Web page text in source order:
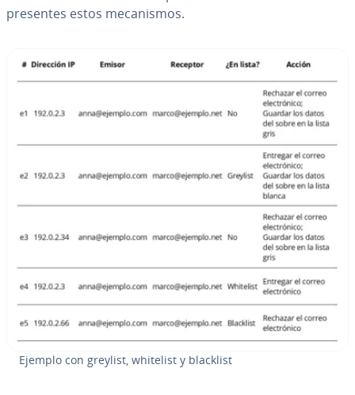
presentes estos me­ca­ni­s­mos.
Ejemplo con greylist, whitelist y blacklist